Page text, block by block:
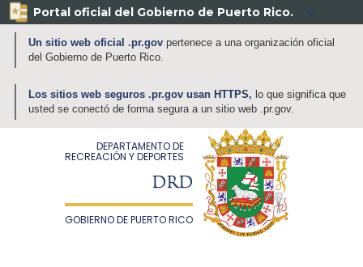
Portal oficial del Gobierno de Puerto Rico. 
Un sitio web oficial .pr.govpertenece a una organización oficial
del Gobierno de Puerto Rico.
Los sitios web seguros .pr.gov usan HTTPS, lo que significa que
usted se conectó de forma segura a un sitio web .pr.gov.
DEPARTAMENTO DE
RECREACIÓN Y DEPORTES
DRD
GOBIERNO DE PUERTO RICO